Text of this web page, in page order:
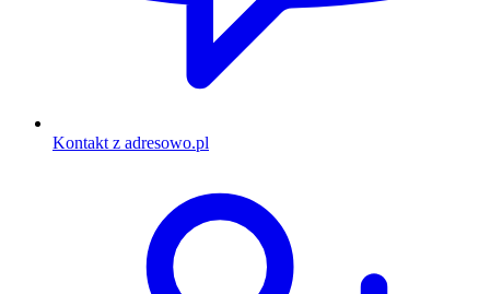
Kontakt z adresowo.pl